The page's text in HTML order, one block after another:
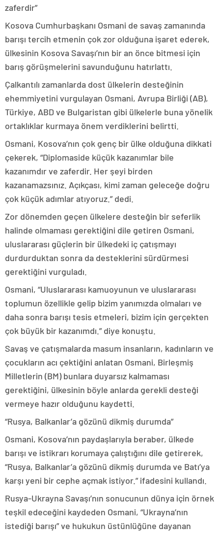
zaferdir”
Kosova Cumhurbaşkanı Osmani de savaş zamanında
barışı tercih etmenin çok zor olduğuna işaret ederek,
ülkesinin Kosova Savaşı’nın bir an önce bitmesi için
barış görüşmelerini savunduğunu hatırlattı.
Çalkantılı zamanlarda dost ülkelerin desteğinin
ehemmiyetini vurgulayan Osmani, Avrupa Birliği (AB),
Türkiye, ABD ve Bulgaristan gibi ülkelerle buna yönelik
ortaklıklar kurmaya önem verdiklerini belirtti.
Osmani, Kosova’nın çok genç bir ülke olduğuna dikkati
çekerek, “Diplomaside küçük kazanımlar bile
kazanımdır ve zaferdir. Her şeyi birden
kazanamazsınız. Açıkçası, kimi zaman geleceğe doğru
çok küçük adımlar atıyoruz.” dedi.
Zor dönemden geçen ülkelere desteğin bir seferlik
halinde olmaması gerektiğini dile getiren Osmani,
uluslararası güçlerin bir ülkedeki iç çatışmayı
durdurduktan sonra da desteklerini sürdürmesi
gerektiğini vurguladı.
Osmani, “Uluslararası kamuoyunun ve uluslararası
toplumun özellikle gelip bizim yanımızda olmaları ve
daha sonra barışı tesis etmeleri, bizim için gerçekten
çok büyük bir kazanımdı.” diye konuştu.
Savaş ve çatışmalarda masum insanların, kadınların ve
çocukların acı çektiğini anlatan Osmani, Birleşmiş
Milletlerin (BM) bunlara duyarsız kalmaması
gerektiğini, ülkesinin böyle anlarda gerekli desteği
vermeye hazır olduğunu kaydetti.
“Rusya, Balkanlar’a gözünü dikmiş durumda”
Osmani, Kosova’nın paydaşlarıyla beraber, ülkede
barışı ve istikrarı korumaya çalıştığını dile getirerek,
“Rusya, Balkanlar’a gözünü dikmiş durumda ve Batı’ya
karşı yeni bir cephe açmak istiyor.” ifadesini kullandı.
Rusya-Ukrayna Savaşı’nın sonucunun dünya için örnek
teşkil edeceğini kaydeden Osmani, “Ukrayna’nın
istediği barışı” ve hukukun üstünlüğüne dayanan